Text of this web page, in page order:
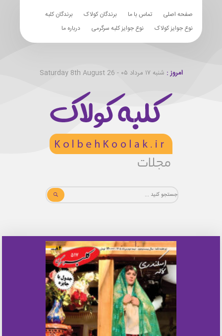
صفحه اصلی تماس با ما برندگان کولاک
برندگان کلبه
نوع جوایز کولاک
نوع جوایز کلبه سرگرمی درباره ما
امروز : شنبه ۱۷ مرداد ۰۵ - Saturday 8th August 26